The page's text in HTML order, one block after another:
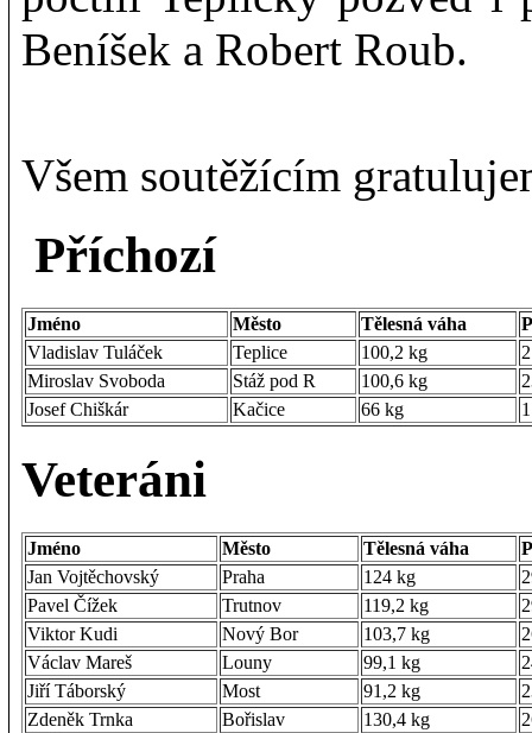
Beníšek a Robert Roub.
Všem soutěžícím
Příchozí
Jméno Město Tělesná váha
Vladislav Tuláček
Teplice 100,2 kg
Miroslav Svoboda
Stáž pod R 100,6 kg
Josef Chiškár
Kačice 66 kg
Veteráni
Jméno Město Tělesná váha
Jan Vojtěchovský
Praha 124 kg
Pavel Čížek
Trutnov 119,2 kg
Viktor Kudi
Nový Bor 103,7 kg
Václav Mareš
Louny 99,1 kg
Jiří Táborský
Most 91,2 kg
Zdeněk Trnka
Bořislav 130,4 kg